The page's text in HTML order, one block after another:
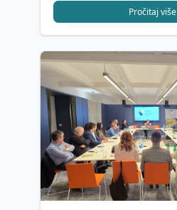
Pročitaj više